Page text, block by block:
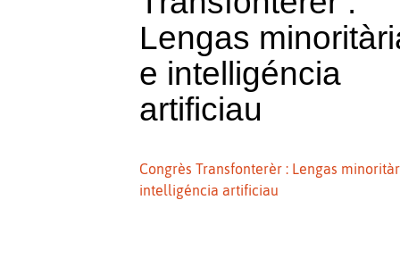
Lengas
e intelligéncia
artificiau
Congrès Transfonterèr : Lengas
intelligéncia artificiau